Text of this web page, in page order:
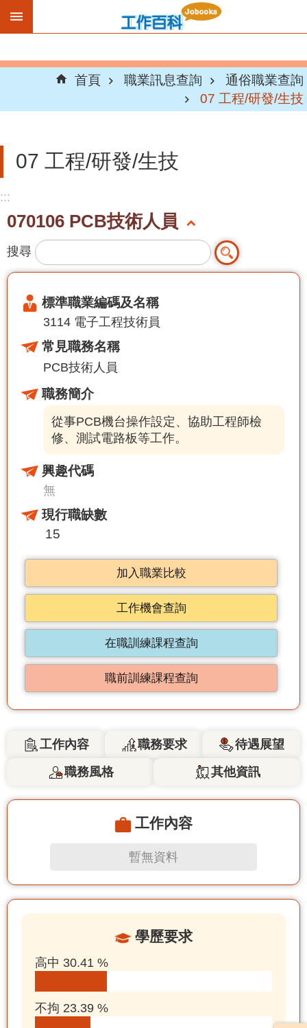
跳到主要內容區塊
首頁 職業訊息查詢
通俗職業查詢
07 工程/研發/生技
07 工程/研發/生技
:::
070106 PCB技術人員
搜尋
標準職業編碼及名稱
3114 電子工程技術員
常見職務名稱
PCB技術人員
職務簡介
從事PCB機台操作設定、協助工程師檢
修、測試電路板等工作。
興趣代碼
無
現行職缺數
15
加入職業比較
工作機會查詢
在職訓練課程查詢
職前訓練課程查詢
工作內容 職務要求
待遇展望
職務風格
其他資訊
工作內容
暫無資料
學歷要求
高中 30.41 %
不拘 23.39 %